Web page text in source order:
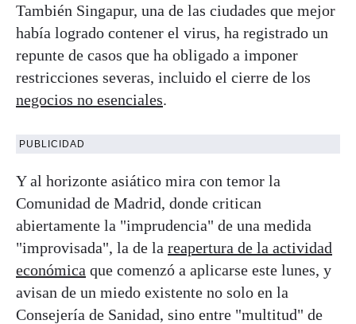
También Singapur, una de las ciudades que mejor
había logrado contener el virus, ha registrado un
repunte de casos que ha obligado a imponer
restricciones severas, incluido el cierre de los
negocios no esenciales.
PUBLICIDAD
Y al horizonte asiático mira con temor la
Comunidad de Madrid, donde critican
abiertamente la "imprudencia" de una medida
"improvisada", la de la reapertura de la actividad
económica que comenzó a aplicarse este lunes, y
avisan de un miedo existente no solo en la
Consejería de Sanidad, sino entre "multitud" de